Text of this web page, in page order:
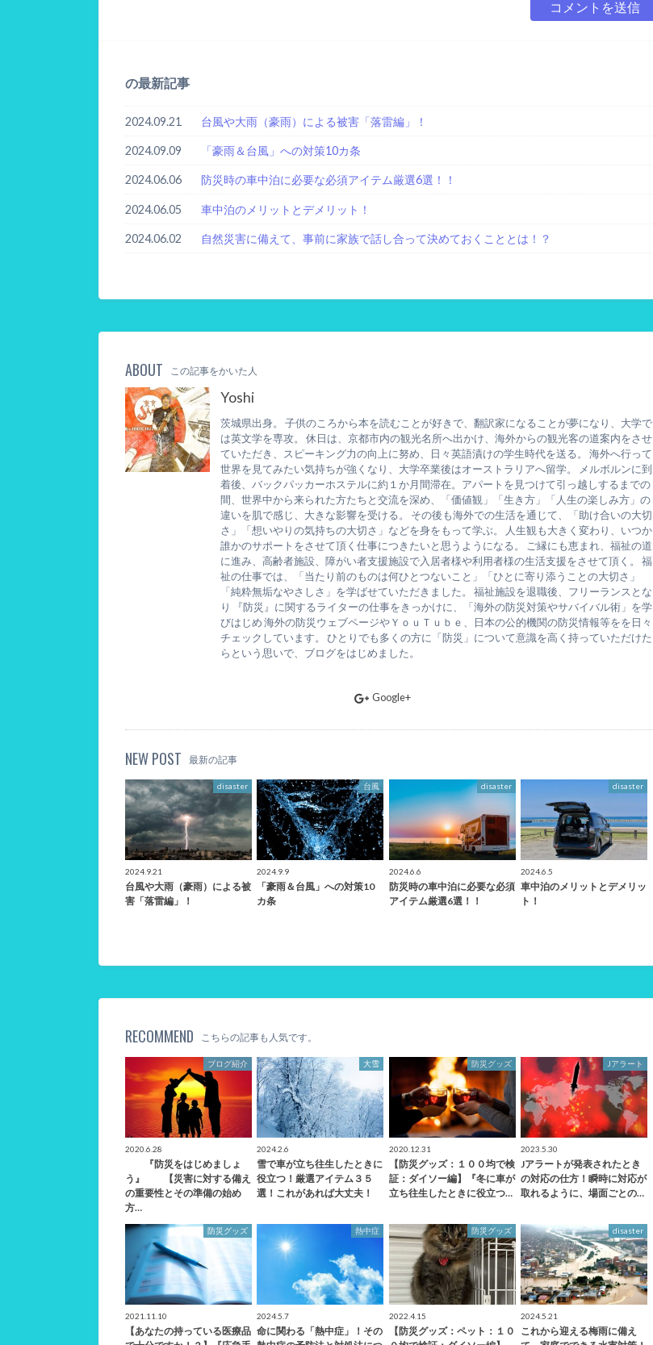
の最新記事
2024.09.21 台風や大雨（豪雨）による被害「落雷編」！
2024.09.09 「豪雨＆台風」への対策10カ条
2024.06.06 防災時の車中泊に必要な必須アイテム厳選6選！！
2024.06.05 車中泊のメリットとデメリット！
2024.06.02 自然災害に備えて、事前に家族で話し合って決めておくこととは！？
ABOUT この記事をかいた人
Yoshi
茨城県出身。 子供のころから本を読むことが好きで、翻訳家になることが夢になり、大学で
は英文学を専攻。 休日は、京都市内の観光名所へ出かけ、海外からの観光客の道案内をさせ
ていただき、スピーキング力の向上に努め、日々英語漬けの学生時代を送る。 海外へ行って
世界を見てみたい気持ちが強くなり、大学卒業後はオーストラリアへ留学。 メルボルンに到
着後、バックパッカーホステルに約１か月間滞在。アパートを見つけて引っ越しするまでの
間、世界中から来られた方たちと交流を深め、「価値観」「生き方」「人生の楽しみ方」の
違いを肌で感じ、大きな影響を受ける。 その後も海外での生活を通じて、「助け合いの大切
さ」「想いやりの気持ちの大切さ」などを身をもって学ぶ。 人生観も大きく変わり、いつか
誰かのサポートをさせて頂く仕事につきたいと思うようになる。 ご縁にも恵まれ、福祉の道
に進み、高齢者施設、障がい者支援施設で入居者様や利用者様の生活支援をさせて頂く。 福
祉の仕事では、「当たり前のものは何ひとつないこと」「ひとに寄り添うことの大切さ」
「純粋無垢なやさしさ」を学ばせていただきました。 福祉施設を退職後、フリーランスとな
り 『防災』に関するライターの仕事をきっかけに、「海外の防災対策やサバイバル術」を学
びはじめ 海外の防災ウェブページやＹｏｕＴｕｂｅ、日本の公的機関の防災情報等をを日々
チェックしています。 ひとりでも多くの方に「防災」について意識を高く持っていただけた
らという思いで、ブログをはじめました。
Google+
NEW POST 最新の記事
disaster
2024.9.21
台風や大雨（豪雨）による被
害「落雷編」！
台風
2024.9.9
「豪雨＆台風」への対策10
カ条
disaster
2024.6.6
防災時の車中泊に必要な必須
アイテム厳選6選！！
disaster
2024.6.5
車中泊のメリットとデメリッ
ト！
RECOMMEND こちらの記事も人気です。
ブログ紹介
2020.6.28
『防災をはじめましょ
う』 【災害に対する備え
の重要性とその準備の始め
方…
大雪
2024.2.6
雪で車が立ち往生したときに
役立つ！厳選アイテム３５
選！これがあれば大丈夫！
防災グッズ
2020.12.31
【防災グッズ：１００均で検
証：ダイソー編】『冬に車が
立ち往生したときに役立つ…
Jアラート
2023.5.30
Jアラートが発表されたとき
の対応の仕方！瞬時に対応が
取れるように、場面ごとの…
防災グッズ
2021.11.10
【あなたの持っている医療品
熱中症
2024.5.7
命に関わる「熱中症」！その
防災グッズ
2022.4.15
【防災グッズ：ペット：１０
disaster
2024.5.21
これから迎える梅雨に備え